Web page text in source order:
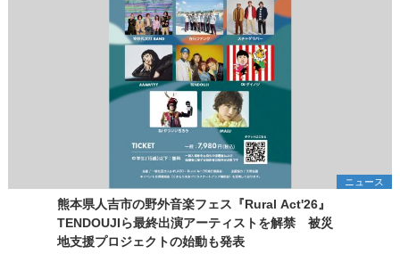
ニュース
熊本県人吉市の野外音楽フェス『Rural Act'26』
TENDOUJIら最終出演アーティストを解禁 被災
地支援プロジェクトの始動も発表